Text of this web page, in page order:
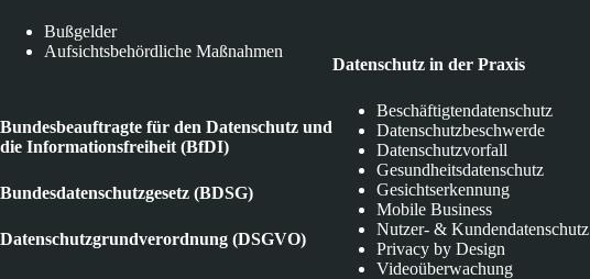
Bußgelder
Aufsichtsbehördliche Maßnahmen
Bundesbeauftragte für den Datenschutz und
die Informationsfreiheit (BfDI)
Bundesdatenschutzgesetz (BDSG)
Datenschutzgrundverordnung (DSGVO)
Datenschutz in der Praxis
Beschäftigtendatenschutz
Datenschutzbeschwerde
Datenschutzvorfall
Gesundheitsdatenschutz
Gesichtserkennung
Mobile Business
Nutzer- & Kundendatenschutz
Privacy by Design
Videoüberwachung